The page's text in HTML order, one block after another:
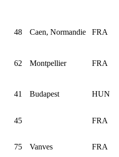
48 Caen, Normandie FRA
62 Montpellier FRA
41 Budapest HUN
45 FRA
75 Vanves FRA